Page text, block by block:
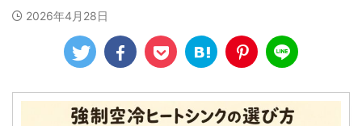
2026年4月28日